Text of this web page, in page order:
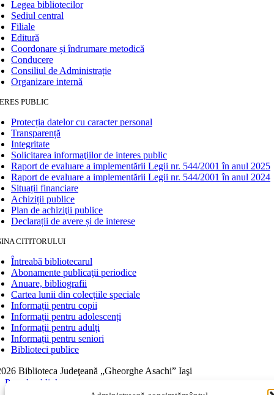
Legea bibliotecilor
Sediul central
Filiale
Editură
Coordonare și îndrumare metodică
Conducere
Consiliul de Administrație
Organizare internă
PUBLIC
Protecția datelor cu caracter personal
Transparență
Integritate
Solicitarea informaţiilor de interes public
Raport de evaluare a implementării Legii nr. 544/2001 în anul 2025
Raport de evaluare a implementării Legii nr. 544/2001 în anul 2024
Situații financiare
Achiziții publice
Plan de achiziţii publice
Declarații de avere și de interese
CITITORULUI
Întreabă bibliotecarul
Abonamente publicaţii periodice
Anuare, bibliografii
Cartea lunii din colecțiile speciale
Informații pentru copii
Informații pentru adolescenți
Informații pentru adulți
Informații pentru seniori
Biblioteci publice
Biblioteca Judeţeană „Gheorghe Asachi” Iaşi
Page load link